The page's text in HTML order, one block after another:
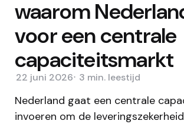
waarom
voor een centrale
capaciteitsmarkt
22 juni 2026 3 min. leestijd
Nederland gaat een centrale
invoeren om de